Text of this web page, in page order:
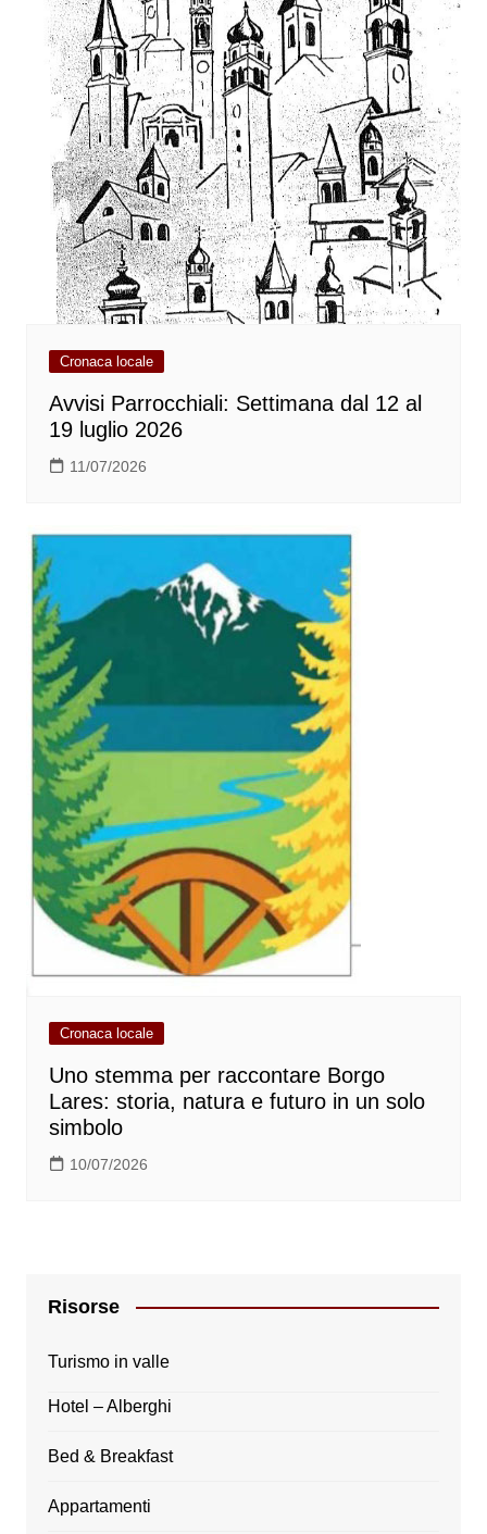
Cronaca locale
Avvisi Parrocchiali: Settimana dal 12 al
19 luglio 2026
11/07/2026
Cronaca locale
Uno stemma per raccontare Borgo
Lares: storia, natura e futuro in un solo
simbolo
10/07/2026
Risorse
Turismo in valle
Hotel – Alberghi
Bed & Breakfast
Appartamenti